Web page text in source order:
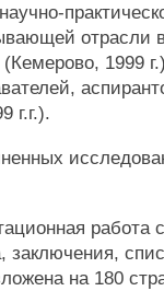
отрасли
1999
г.г.).
работа
заключения,
на 180